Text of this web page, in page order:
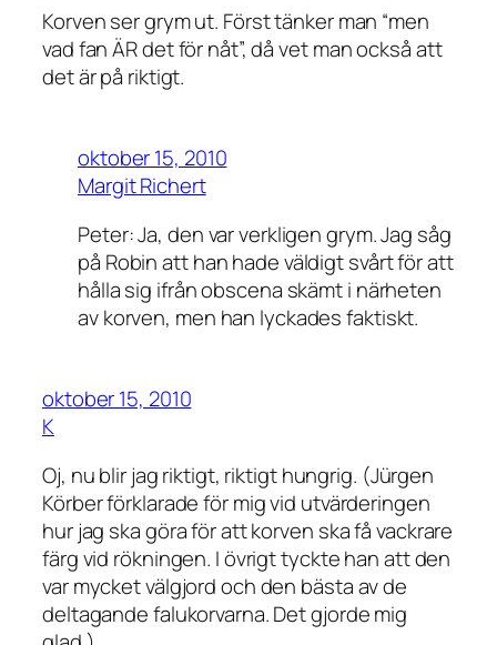
Korven ser grym ut. Först tänker man “men
vad fan ÄR det för nåt”, då vet man också att
det är på riktigt.
oktober 15, 2010
Margit Richert
Peter: Ja, den var verkligen grym. Jag såg
på Robin att han hade väldigt svårt för att
hålla sig ifrån obscena skämt i närheten
av korven, men han lyckades faktiskt.
oktober 15, 2010
K
Oj, nu blir jag riktigt, riktigt hungrig. (Jürgen
Körber förklarade för mig vid utvärderingen
hur jag ska göra för att korven ska få vackrare
färg vid rökningen. I övrigt tyckte han att den
var mycket välgjord och den bästa av de
deltagande falukorvarna. Det gjorde mig